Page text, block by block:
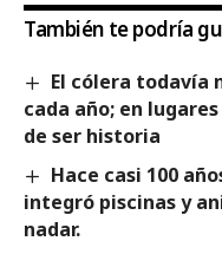
También te podría
El cólera todavía
cada año; en
de ser historia
Hace casi 100
integró piscinas y
nadar.